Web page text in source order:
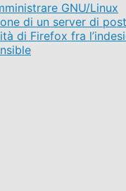
GNU/Linux
di un server di
di Firefox fra